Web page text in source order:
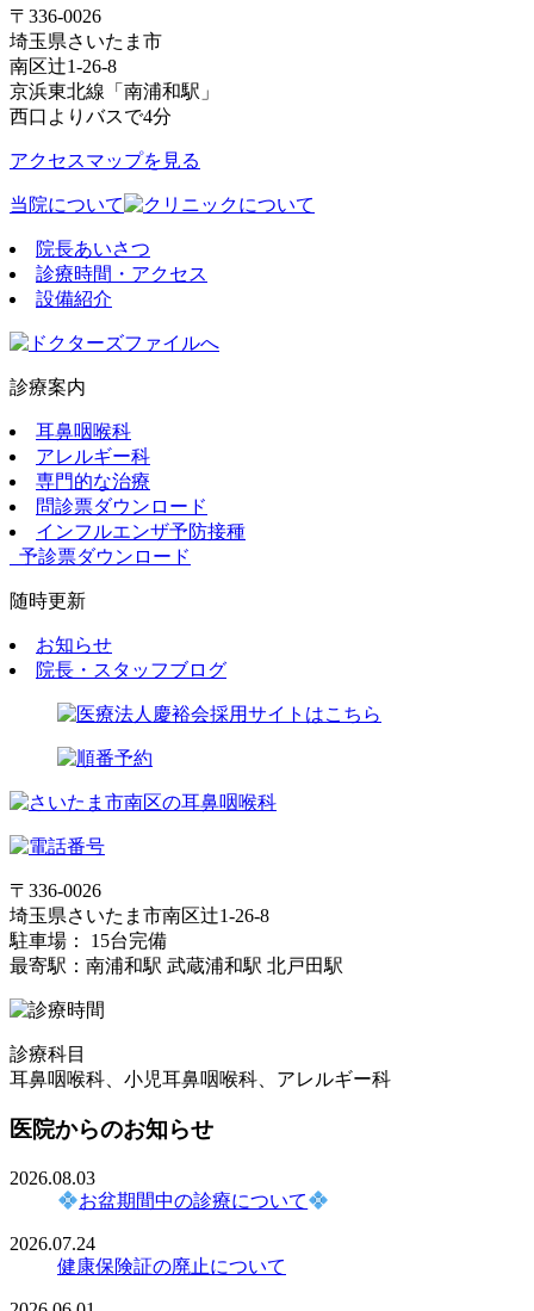
〒336-0026
埼玉県さいたま市
南区辻1-26-8
京浜東北線「南浦和駅」
西口よりバスで4分
アクセスマップを見る
当院について
院長あいさつ
診療時間・アクセス
設備紹介
診療案内
耳鼻咽喉科
アレルギー科
専門的な治療
問診票ダウンロード
インフルエンザ予防接種
予診票ダウンロード
随時更新
お知らせ
院長・スタッフブログ
〒336-0026
埼玉県さいたま市南区辻1-26-8
駐車場： 15台完備
最寄駅：南浦和駅 武蔵浦和駅 北戸田駅
診療科目
耳鼻咽喉科、小児耳鼻咽喉科、アレルギー科
医院からのお知らせ
2026.08.03
お盆期間中の診療について
2026.07.24
健康保険証の廃止について